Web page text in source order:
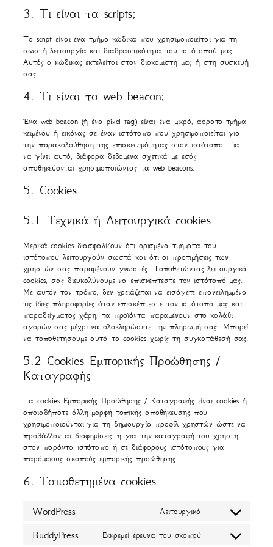
3. Τι είναι τα scripts;
Το script είναι ένα τμήμα κώδικα που χρησιμοποιείται για τη
σωστή λειτουργία και διαδραστικότητα του ιστότοπού μας.
Αυτός ο κώδικας εκτελείται στον διακομιστή μας ή στη συσκευή
σας.
4. Τι είναι το web beacon;
Ένα web beacon (ή ένα pixel tag) είναι ένα μικρό, αόρατο τμήμα
κειμένου ή εικόνας σε έναν ιστότοπο που χρησιμοποιείται για
την παρακολούθηση της επισκεψιμότητας στον ιστότοπο. Για
να γίνει αυτό, διάφορα δεδομένα σχετικά με εσάς
αποθηκεύονται χρησιμοποιώντας τα web beacons.
5. Cookies
5.1 Τεχνικά ή Λειτουργικά cookies
Μερικά cookies διασφαλίζουν ότι ορισμένα τμήματα του
ιστότοπου λειτουργούν σωστά και ότι οι προτιμήσεις των
χρηστών σας παραμένουν γνωστές. Τοποθετώντας λειτουργικά
cookies, σας διευκολύνουμε να επισκέπτεστε τον ιστότοπό μας.
Με αυτόν τον τρόπο, δεν χρειάζεται να εισάγετε επανειλημμένα
τις ίδιες πληροφορίες όταν επισκέπτεστε τον ιστότοπό μας και,
παραδείγματος χάρη, τα προϊόντα παραμένουν στο καλάθι
αγορών σας μέχρι να ολοκληρώσετε την πληρωμή σας. Μπορεί
να τοποθετήσουμε αυτά τα cookies χωρίς τη συγκατάθεσή σας.
5.2 Cookies Εμπορικής Προώθησης /
Καταγραφής
Τα cookies Εμπορικής Προώθησης / Καταγραφής είναι cookies ή
οποιαδήποτε άλλη μορφή τοπικής αποθήκευσης που
χρησιμοποιούνται για τη δημιουργία προφίλ χρηστών ώστε να
προβάλλονται διαφημίσεις, ή για την καταγραφή του χρήστη
στον παρόντα ιστότοπο ή σε διάφορους ιστότοπους για
παρόμοιους σκοπούς εμπορικής προώθησης.
6. Τοποθετημένα cookies
WordPress Λειτουργικά
Consent
BuddyPress Εκκρεμεί έρευνα του σκοπού
Consent